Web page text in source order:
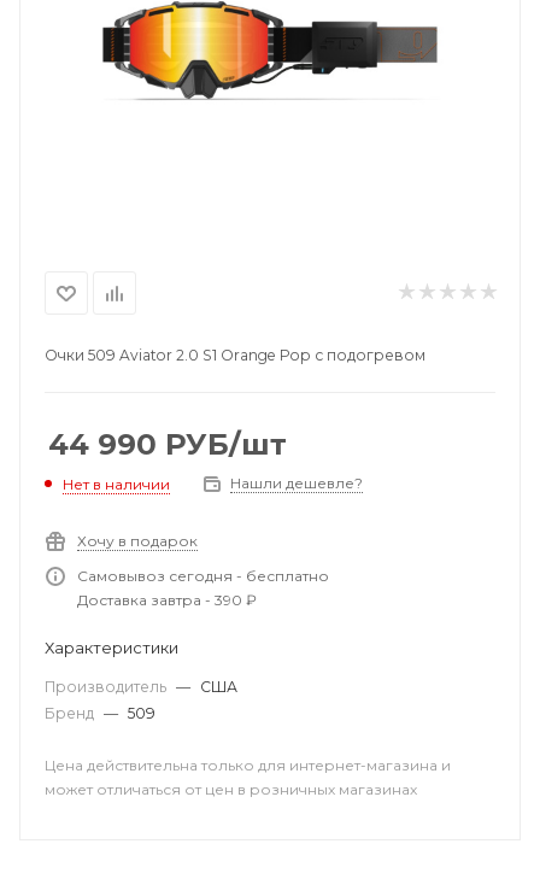
Очки 509 Aviator 2.0 S1 Orange Pop с подогревом
44 990 РУБ/шт
Нет в наличии Нашли дешевле?
Хочу в подарок
Самовывоз сегодня - бесплатно
Доставка завтра - 390 ₽
Характеристики
Производитель — США
Бренд — 509
Цена действительна только для интернет-магазина и
может отличаться от цен в розничных магазинах